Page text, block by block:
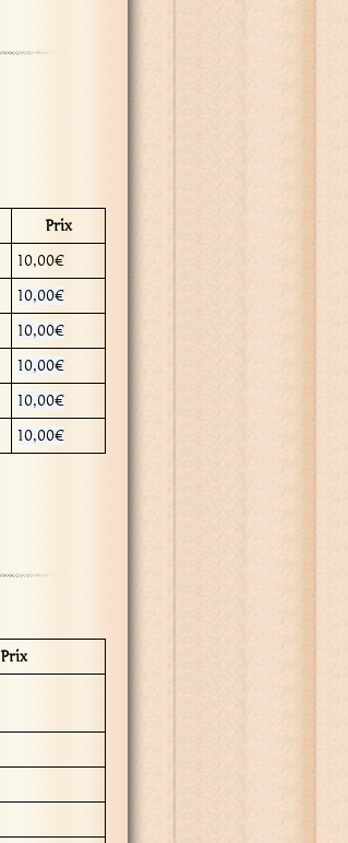
Prix
10,00€
10,00€
10,00€
10,00€
10,00€
10,00€
Prix